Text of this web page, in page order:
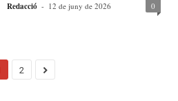
Redacció - 12 de juny de 2026 0
2